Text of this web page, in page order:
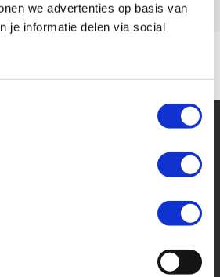
we advertenties op basis van
je informatie delen via social
deze Kawasaki
lenen. Het MotoPort Flexplan.